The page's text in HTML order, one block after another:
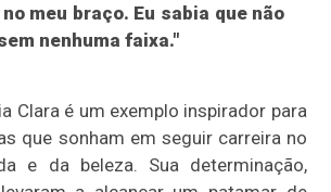
meu braço. Eu sabia que não
nenhuma faixa."
Clara é um exemplo inspirador para
que sonham em seguir carreira no
e da beleza. Sua determinação,